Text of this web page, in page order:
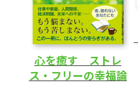
心を癒す ストレ
ス・フリーの幸福論